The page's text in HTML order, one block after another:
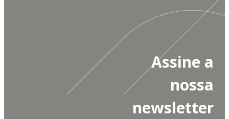
Assine a
nossa
newsletter